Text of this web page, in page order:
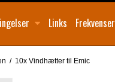
Links Frekvenser
/ 10x Vindhætter til Emic